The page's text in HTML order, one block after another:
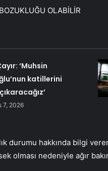
OLABİLİR
‘Muhsin
katillerini
7, 2026
durumu hakkında bilgi
olması nedeniyle ağır